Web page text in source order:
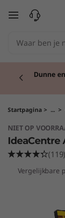
e
n
Ga naar de
Dunne
Startpagina > ... >
NIET OP
IdeaCentre
(119)
Vergelijkbare